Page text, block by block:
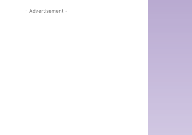
- Advertisement -